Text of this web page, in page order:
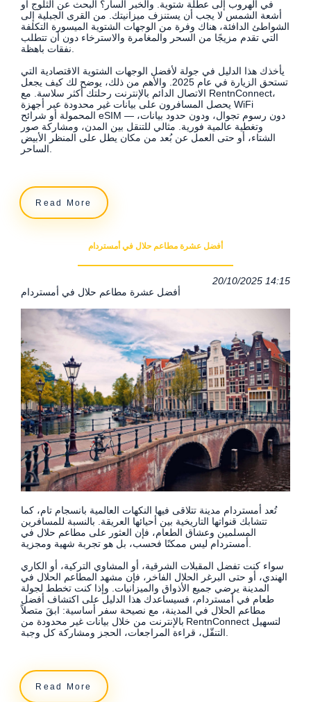
في الهروب إلى عطلة شتوية. والخبر السار؟ البحث عن الثلوج أو
أشعة الشمس لا يجب أن يستنزف ميزانيتك. من القرى الجبلية إلى
الشواطئ الدافئة، هناك وفرة من الوجهات الشتوية الميسورة التكلفة
التي تقدم مزيجًا من السحر والمغامرة والاسترخاء دون أن تتطلب
نفقات باهظة.
يأخذك هذا الدليل في جولة لأفضل الوجهات الشتوية الاقتصادية التي
تستحق الزيارة في عام 2025. والأهم من ذلك، يوضح لك كيف يجعل
الاتصال الدائم بالإنترنت رحلتك أكثر سلاسة. مع RentnConnect،
يحصل المسافرون على بيانات غير محدودة عبر أجهزة WiFi
المحمولة أو شرائح eSIM — دون رسوم تجوال، ودون حدود بيانات،
وتغطية عالمية فورية. مثالي للتنقل بين المدن، ومشاركة صور
الشتاء، أو حتى العمل عن بُعد من مكان يطل على المنظر الأبيض
الساحر.
Read More
أفضل عشرة مطاعم حلال في أمستردام
20/10/2025 14:15
أفضل عشرة مطاعم حلال في أمستردام
تُعد أمستردام مدينة تتلاقى فيها النكهات العالمية بانسجام تام، كما
تتشابك قنواتها التاريخية بين أحيائها العريقة. بالنسبة للمسافرين
المسلمين وعشاق الطعام، فإن العثور على مطاعم حلال في
أمستردام ليس ممكنًا فحسب، بل هو تجربة شهية ومجزية.
سواء كنت تفضل المقبلات الشرقية، أو المشاوي التركية، أو الكاري
الهندي، أو حتى البرغر الحلال الفاخر، فإن مشهد المطاعم الحلال في
المدينة يرضي جميع الأذواق والميزانيات. وإذا كنت تخطط لجولة
طعام في أمستردام، فسيساعدك هذا الدليل على اكتشاف أفضل
مطاعم الحلال في المدينة، مع نصيحة سفر أساسية: ابقَ متصلاً
بالإنترنت من خلال بيانات غير محدودة من RentnConnect لتسهيل
التنقّل، قراءة المراجعات، الحجز ومشاركة كل وجبة.
Read More